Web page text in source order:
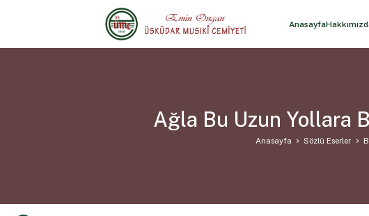
Anasayfa
Ağla Bu Uzun Yollara
Anasayfa Sözlü Eserler